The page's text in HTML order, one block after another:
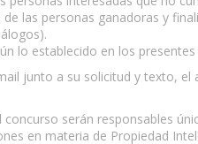
las personas ganadoras y
lo establecido en los
junto a su solicitud y texto,
serán responsables
en materia de Propiedad